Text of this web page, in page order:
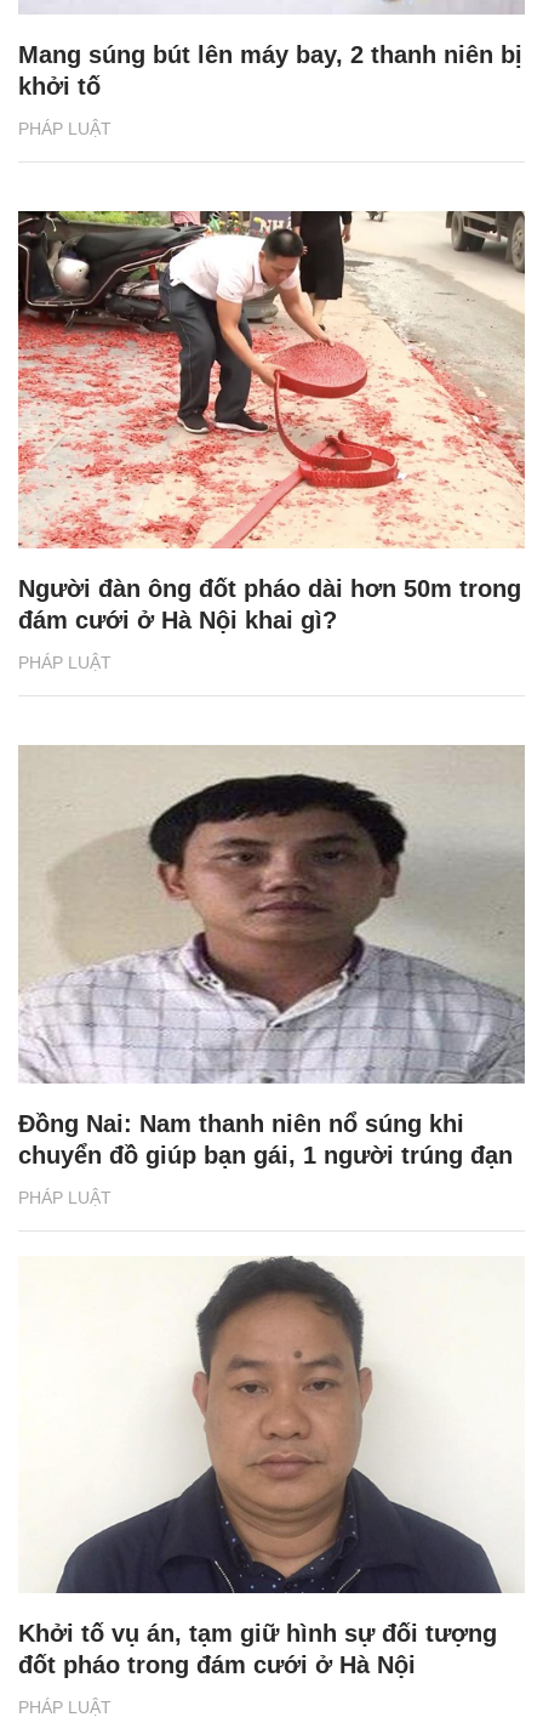
PHÁP LUẬT
Mang súng bút lên máy bay, 2 thanh niên bị
khởi tố
PHÁP LUẬT
Người đàn ông đốt pháo dài hơn 50m trong
đám cưới ở Hà Nội khai gì?
PHÁP LUẬT
Đồng Nai: Nam thanh niên nổ súng khi
chuyển đồ giúp bạn gái, 1 người trúng đạn
PHÁP LUẬT
Khởi tố vụ án, tạm giữ hình sự đối tượng
đốt pháo trong đám cưới ở Hà Nội